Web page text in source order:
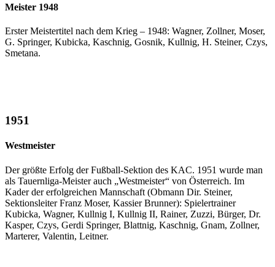
Meister 1948
Erster Meistertitel nach dem Krieg – 1948: Wagner, Zollner, Moser,
G. Springer, Kubicka, Kaschnig, Gosnik, Kullnig, H. Steiner, Czys,
Smetana.
1951
Westmeister
Der größte Erfolg der Fußball-Sektion des KAC. 1951 wurde man
als Tauernliga-Meister auch „Westmeister“ von Österreich. Im
Kader der erfolgreichen Mannschaft (Obmann Dir. Steiner,
Sektionsleiter Franz Moser, Kassier Brunner): Spielertrainer
Kubicka, Wagner, Kullnig I, Kullnig II, Rainer, Zuzzi, Bürger, Dr.
Kasper, Czys, Gerdi Springer, Blattnig, Kaschnig, Gnam, Zollner,
Marterer, Valentin, Leitner.